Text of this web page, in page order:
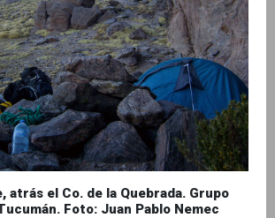
atrás el Co. de la Quebrada. Grupo
Foto: Juan Pablo Nemec